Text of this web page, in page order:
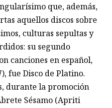
que, además,
aquellos discos sobre
culturas sepultas y
su segundo
canciones en español,
fue Disco de Platino.
durante la promoción
Sésamo (Apriti